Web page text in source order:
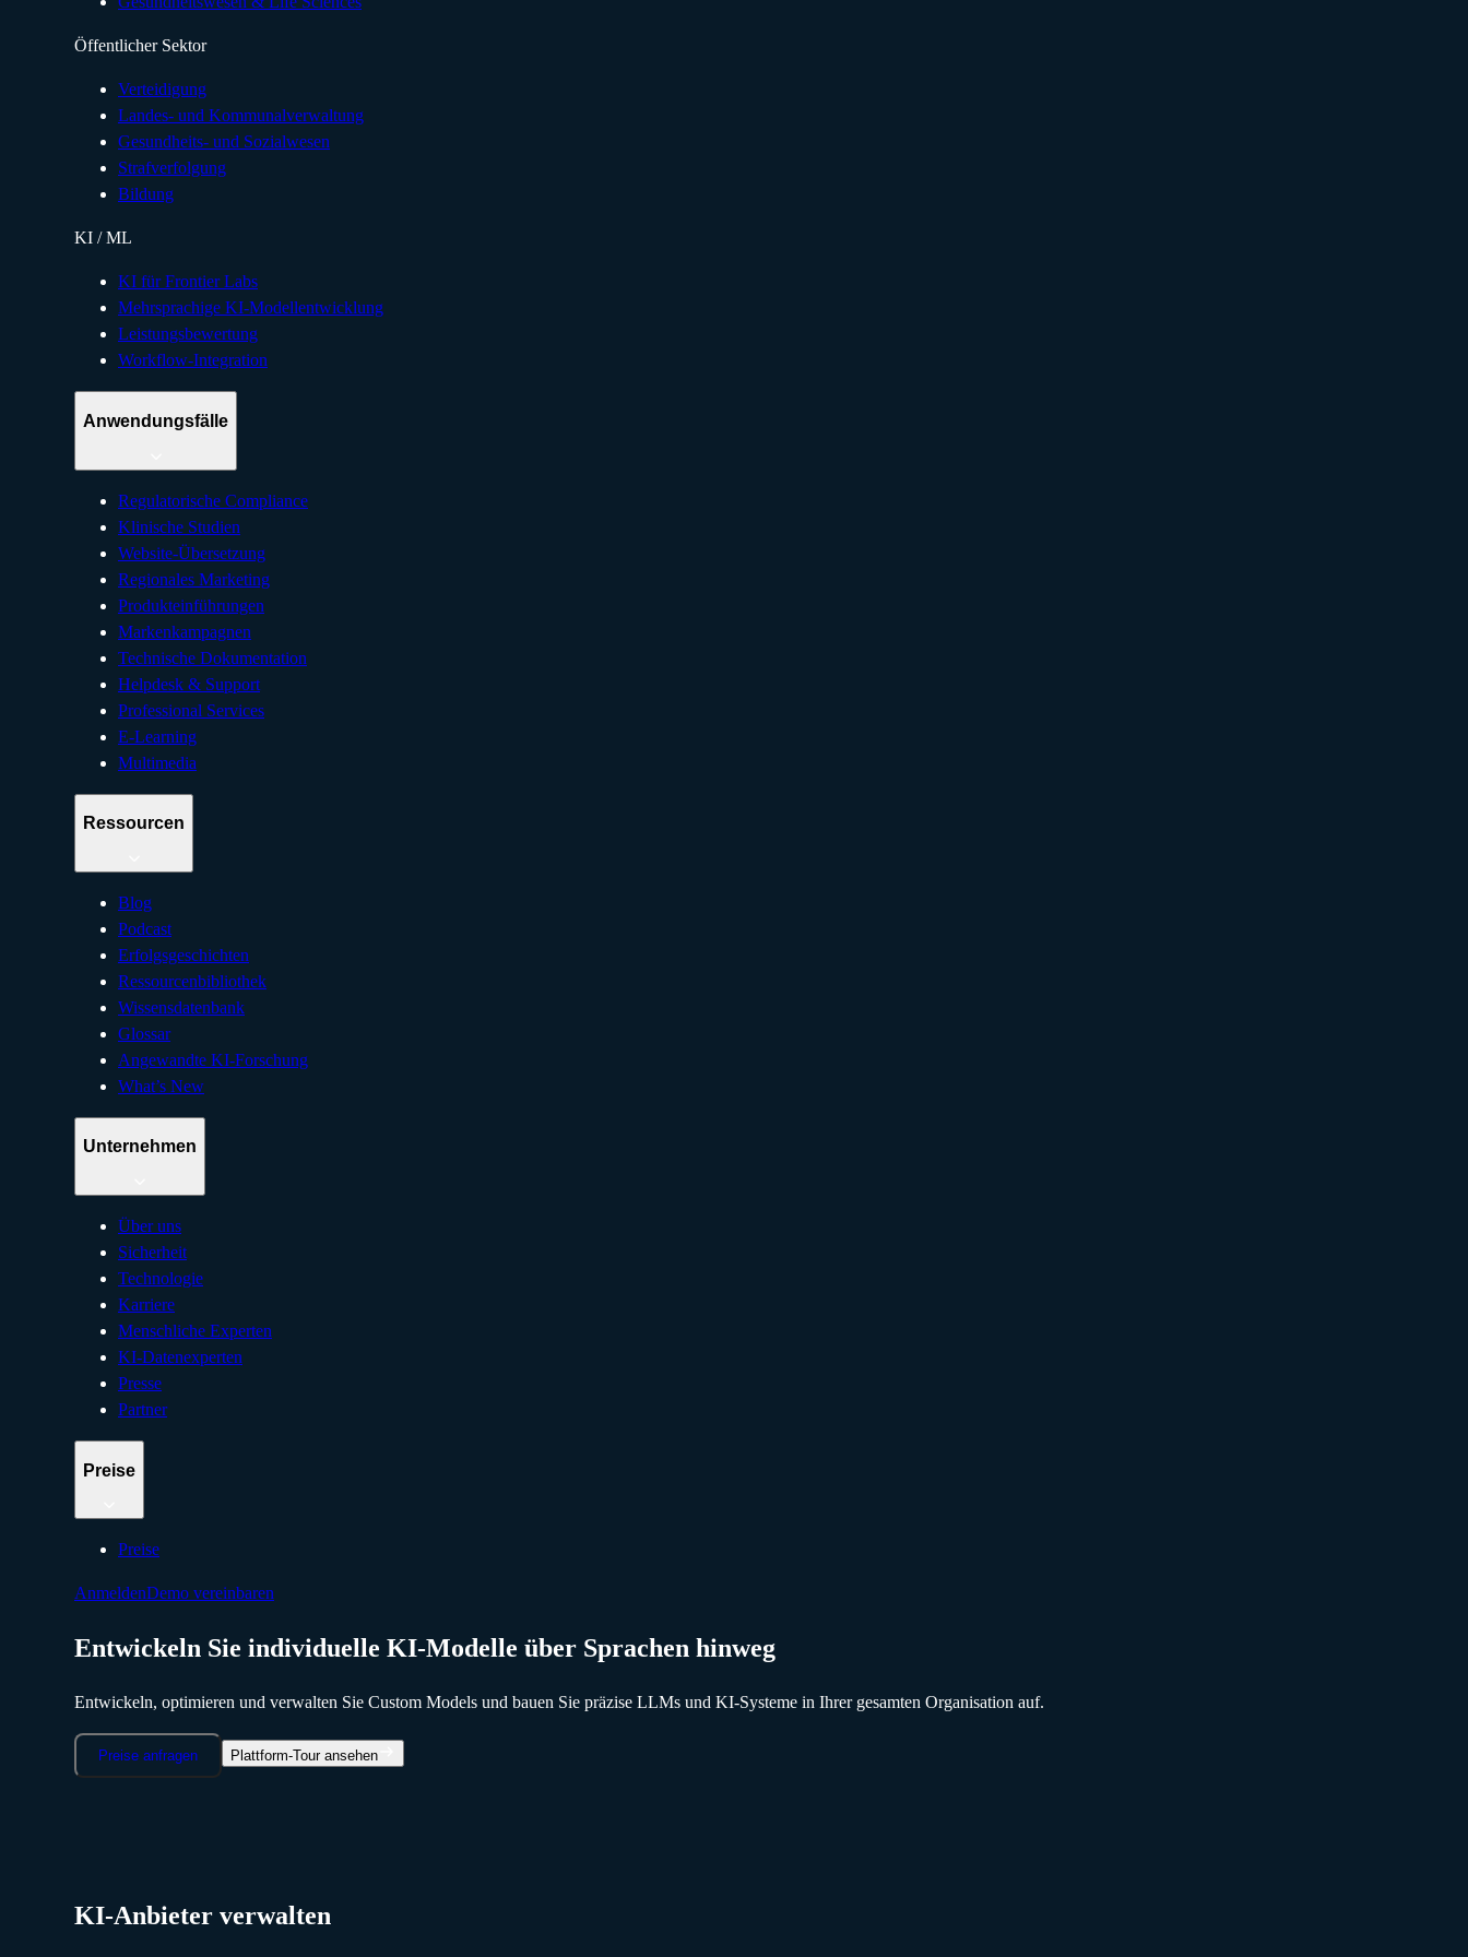
Öffentlicher Sektor
Verteidigung
Landes- und Kommunalverwaltung
Gesundheits- und Sozialwesen
Strafverfolgung
Bildung
KI / ML
KI für Frontier Labs
Mehrsprachige KI-Modellentwicklung
Leistungsbewertung
Workflow-Integration
Anwendungsfälle
Regulatorische Compliance
Klinische Studien
Website-Übersetzung
Regionales Marketing
Produkteinführungen
Markenkampagnen
Technische Dokumentation
Helpdesk & Support
Professional Services
E-Learning
Multimedia
Ressourcen
Blog
Podcast
Erfolgsgeschichten
Ressourcenbibliothek
Wissensdatenbank
Glossar
Angewandte KI-Forschung
What’s New
Unternehmen
Über uns
Sicherheit
Technologie
Karriere
Menschliche Experten
KI-Datenexperten
Presse
Partner
Preise
Preise
AnmeldenDemo vereinbaren
Entwickeln Sie individuelle KI-Modelle über Sprachen hinweg
Entwickeln, optimieren und verwalten Sie Custom Models und bauen Sie präzise LLMs und KI-Systeme in Ihrer gesamten Organisation auf.
Preise anfragen Plattform-Tour ansehen
KI-Anbieter verwalten